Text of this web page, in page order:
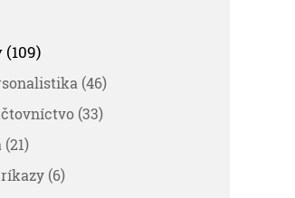
(46)
(33)
(6)